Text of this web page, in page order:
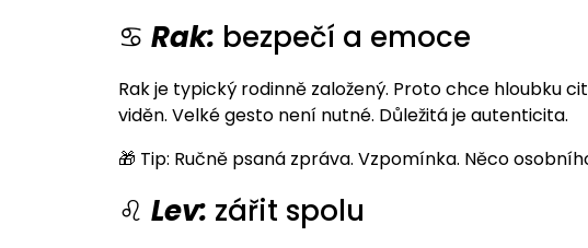
♋ Rak: bezpečí a emoce
Rak je typický rodinně založený. Proto chce hloubku
viděn. Velké gesto není nutné. Důležitá je autenticita.
🎁 Tip: Ručně psaná zpráva. Vzpomínka. Něco
♌ Lev: zářit spolu